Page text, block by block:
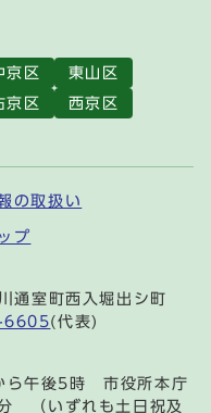
京区
東山区
京区
西京区
の取扱い
プ
室町西入堀出シ町
6605(代表)
ら午後5時 市役所本庁
（いずれも土日祝及